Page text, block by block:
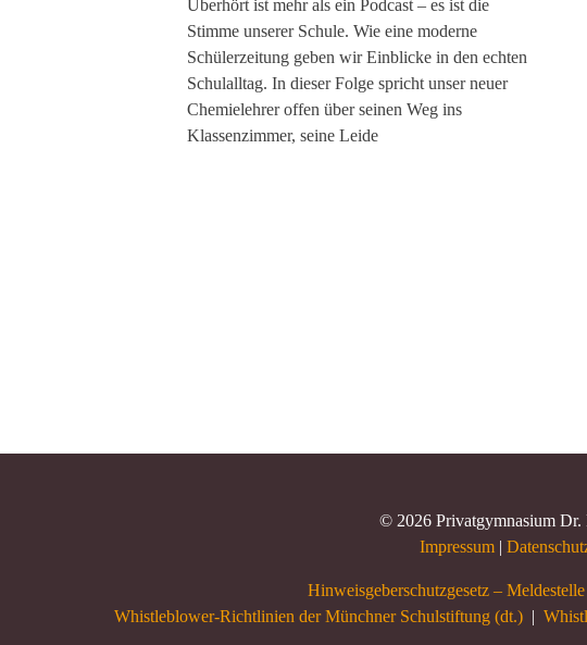
Überhört ist mehr als ein Podcast – es ist die
Stimme unserer Schule. Wie eine moderne
Schülerzeitung geben wir Einblicke in den echten
Schulalltag. In dieser Folge spricht unser neuer
Chemielehrer offen über seinen Weg ins
Klassenzimmer, seine Leide
© 2026 Privatgymnasium Dr.
Impressum|
Hinweisgeberschutzgesetz –
Whistleblower-Richtlinien der Münchner Schulstiftung (dt.) |